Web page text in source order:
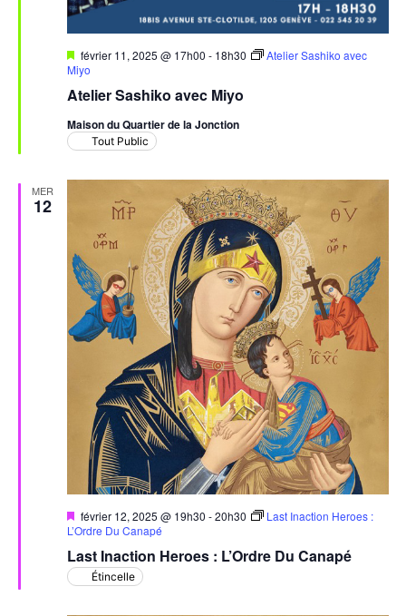
Atelier Sashiko avec Miyo
Mis
en
février 11, 2025 @ 17h00 - 18h30
Atelier Sashiko avec
Miyo
Maison du Quartier de la Jonction
Tout Public
MER
12
Last Inaction Heroes : L’Ordre Du Canapé
Mis
en
février 12, 2025 @ 19h30 -20h30
Last Inaction Heroes :
L’Ordre Du Canapé
Étincelle